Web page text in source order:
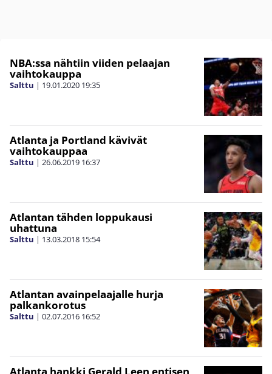
NBA:ssa nähtiin viiden pelaajan
vaihtokauppa
Salttu | 19.01.2020 19:35
Atlanta ja Portland kävivät
vaihtokauppaa
Salttu | 26.06.2019 16:37
Atlantan tähden loppukausi
uhattuna
Salttu | 13.03.2018 15:54
Atlantan avainpelaajalle hurja
palkankorotus
Salttu | 02.07.2016 16:52
Atlanta hankki Gerald Leen entisen